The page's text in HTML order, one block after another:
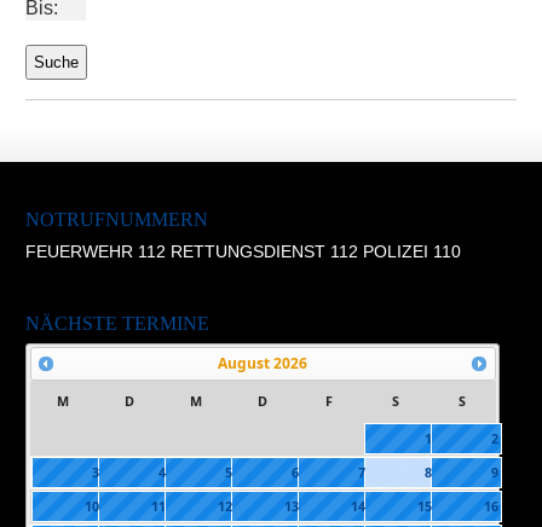
Bis:
NOTRUFNUMMERN
FEUERWEHR 112 RETTUNGSDIENST 112 POLIZEI 110
NÄCHSTE TERMINE
August2026
M D M D F S S
1
2
3
4 5 6 7 8
9
10
11 12 13 14 15
16